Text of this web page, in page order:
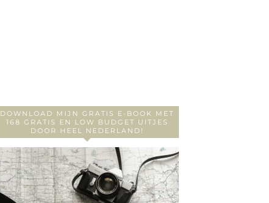
DOWNLOAD MIJN GRATIS E-BOOK MET
168 GRATIS EN LOW BUDGET UITJES
DOOR HEEL NEDERLAND!